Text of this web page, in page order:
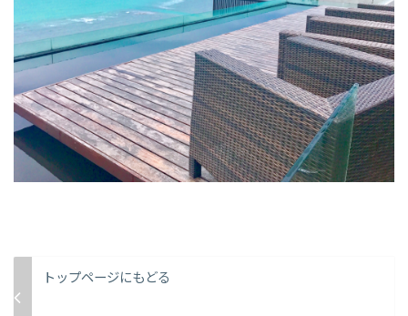
トップページにもどる